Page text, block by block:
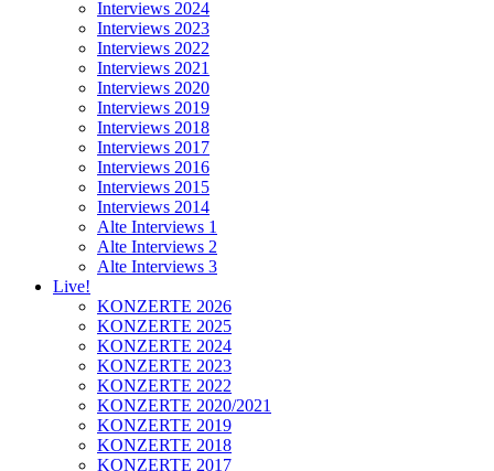
Interviews 2024
Interviews 2023
Interviews 2022
Interviews 2021
Interviews 2020
Interviews 2019
Interviews 2018
Interviews 2017
Interviews 2016
Interviews 2015
Interviews 2014
Alte Interviews 1
Alte Interviews 2
Alte Interviews 3
Live!
KONZERTE 2026
KONZERTE 2025
KONZERTE 2024
KONZERTE 2023
KONZERTE 2022
KONZERTE 2020/2021
KONZERTE 2019
KONZERTE 2018
KONZERTE 2017